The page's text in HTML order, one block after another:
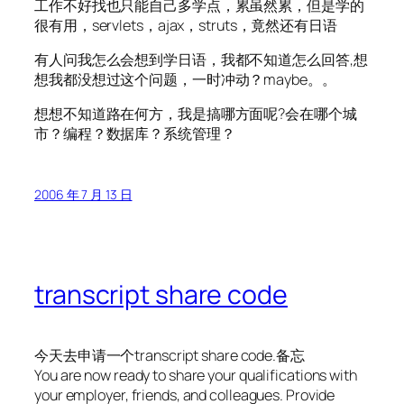
工作不好找也只能自己多学点，累虽然累，但是学的
很有用，servlets，ajax，struts，竟然还有日语
有人问我怎么会想到学日语，我都不知道怎么回答,想
想我都没想过这个问题，一时冲动？maybe。。
想想不知道路在何方，我是搞哪方面呢?会在哪个城
市？编程？数据库？系统管理？
2006 年 7 月 13 日
transcript share code
今天去申请一个transcript share code.备忘
You are now ready to share your qualifications with
your employer, friends, and colleagues. Provide